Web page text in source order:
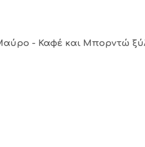
Μαύρο - Καφέ και Μπορντώ